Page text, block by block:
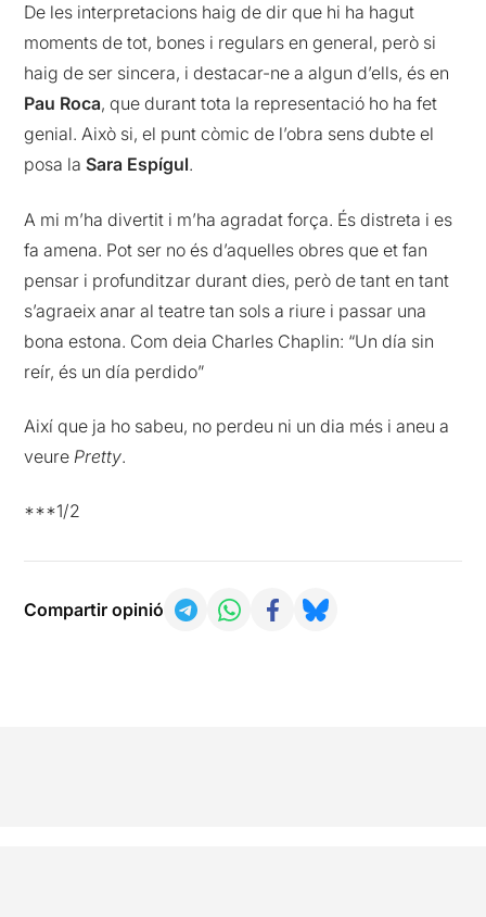
De les interpretacions haig de dir que hi ha hagut
moments de tot, bones i regulars en general, però si
haig de ser sincera, i destacar-ne a algun d’ells, és en
Pau Roca, que durant tota la representació ho ha fet
genial. Això si, el punt còmic de l’obra sens dubte el
posa laSara Espígul.
A mi m’ha divertit i m’ha agradat força. És distreta i es
fa amena. Pot ser no és d’aquelles obres que et fan
pensar i profunditzar durant dies, però de tant en tant
s’agraeix anar al teatre tan sols a riure i passar una
bona estona. Com deia Charles Chaplin: “Un día sin
reír, és un día perdido”
Així que ja ho sabeu, no perdeu ni un dia més i aneu a
veurePretty.
***1/2
Compartir opinió